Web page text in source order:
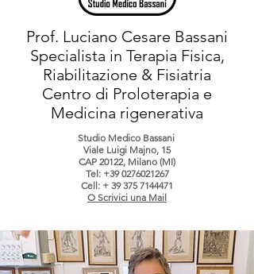
Prof. Luciano Cesare Bassani
Specialista in Terapia Fisica,
Riabilitazione & Fisiatria
Centro di Proloterapia e
Medicina rigenerativa
Studio Medico Bassani
Viale Luigi Majno, 15
CAP 20122, Milano (MI)
Tel: +39 0276021267
Cell: + 39 375 7144471
O Scrivici una Mail